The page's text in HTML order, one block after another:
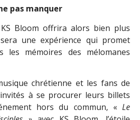
pas manquer
Bloom offrira alors bien plus
une expérience qui promet
les mémoires des mélomanes
chrétienne et les fans de
à se procurer leurs billets
hors du commun, « Le